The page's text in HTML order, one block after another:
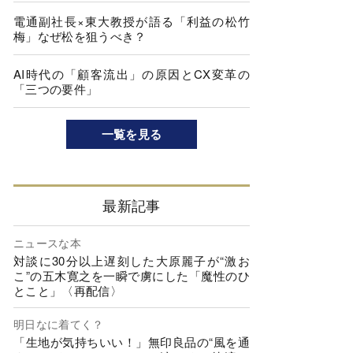
電通副社長×東大教授が語る「利益の松竹
梅」なぜ松を狙うべき？
AI時代の「顧客流出」の原因とCX変革の
「三つの要件」
一覧を見る
最新記事
ニュースな本
対談に30分以上遅刻した大原麗子が“激お
こ”の五木寛之を一瞬で虜にした「魔性のひ
とこと」〈再配信〉
明日なに着てく？
「生地が気持ちいい！」無印良品の“風を通